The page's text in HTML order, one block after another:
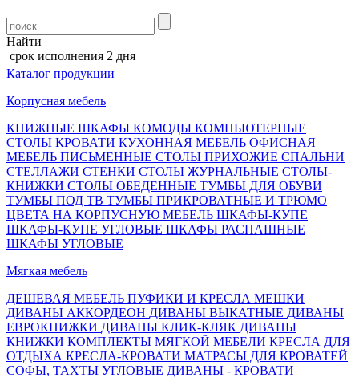
Найти
исполнения 2 дня
Каталог продукции
Корпусная мебель
КНИЖНЫЕ ШКАФЫ КОМОДЫ КОМПЬЮТЕРНЫЕ
СТОЛЫ КРОВАТИ КУХОННАЯ МЕБЕЛЬ ОФИСНАЯ
МЕБЕЛЬ ПИСЬМЕННЫЕ СТОЛЫ ПРИХОЖИЕ СПАЛЬНИ
СТЕЛЛАЖИ СТЕНКИ СТОЛЫ ЖУРНАЛЬНЫЕ СТОЛЫ-
КНИЖКИ СТОЛЫ ОБЕДЕННЫЕ ТУМБЫ ДЛЯ ОБУВИ
ТУМБЫ ПОД ТВ ТУМБЫ ПРИКРОВАТНЫЕ И ТРЮМО
ЦВЕТА НА КОРПУСНУЮ МЕБЕЛЬ ШКАФЫ-КУПЕ
ШКАФЫ-КУПЕ УГЛОВЫЕ ШКАФЫ РАСПАШНЫЕ
ШКАФЫ УГЛОВЫЕ
Мягкая мебель
ДЕШЕВАЯ МЕБЕЛЬ ПУФИКИ И КРЕСЛА МЕШКИ
ДИВАНЫ АККОРДЕОН ДИВАНЫ ВЫКАТНЫЕ ДИВАНЫ
ЕВРОКНИЖКИ ДИВАНЫ КЛИК-КЛЯК ДИВАНЫ
КНИЖКИ КОМПЛЕКТЫ МЯГКОЙ МЕБЕЛИ КРЕСЛА ДЛЯ
ОТДЫХА КРЕСЛА-КРОВАТИ МАТРАСЫ ДЛЯ КРОВАТЕЙ
СОФЫ, ТАХТЫ УГЛОВЫЕ ДИВАНЫ - КРОВАТИ